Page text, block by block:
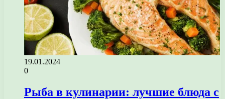
19.01.2024
0
Рыба в кулинарии: лучшие блюда с